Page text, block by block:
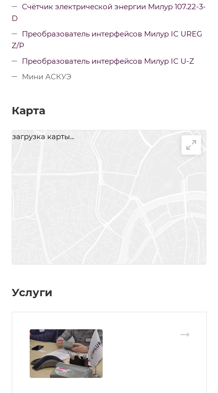
Счётчик электрической энергии Милур 107.22-3-
D
Преобразователь интерфейсов Милур IC UREG
Z/P
Преобразователь интерфейсов Милур IC U-Z
Мини АСКУЭ
Карта
загрузка карты...
Услуги